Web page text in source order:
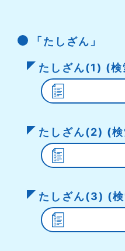
「たしざん」
たしざん(1) (
たしざん(2) (
たしざん(3) (